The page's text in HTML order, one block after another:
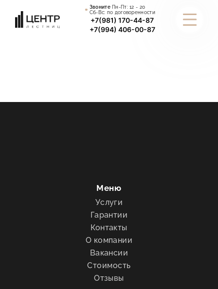
ЗвонитеПн-Пт:12 - 20
Сб-Вс: по договоренности
+7(981) 170-44-87
+7(994) 406-00-87
Меню
Услуги
Гарантии
Контакты
О компании
Вакансии
Стоимость
Отзывы